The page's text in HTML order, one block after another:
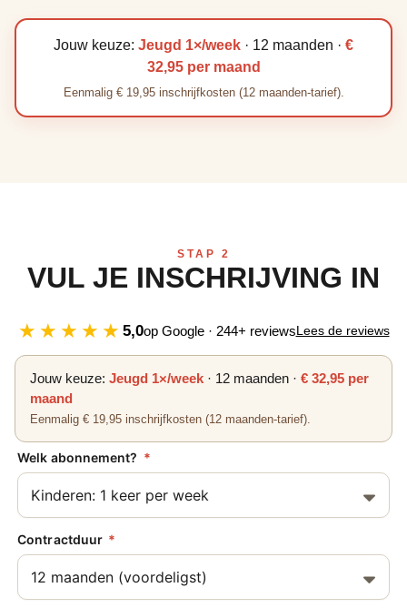
Jouw keuze: Jeugd 1×/week · 12 maanden · €
32,95 per maand
Eenmalig € 19,95 inschrijfkosten (12 maanden-tarief).
STAP 2
VUL JE INSCHRIJVING IN
★★★★★ 5,0op Google · 244+ reviewsLees de reviews
Jouw keuze: Jeugd 1×/week · 12 maanden · € 32,95 per
maand
Eenmalig € 19,95 inschrijfkosten (12 maanden-tarief).
Welk abonnement?
Contractduur